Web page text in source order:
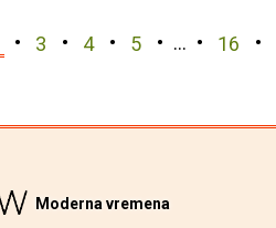
3 4 5 … 16
Moderna vremena